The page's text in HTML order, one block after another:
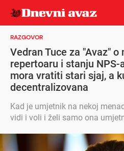
RAZGOVOR
Vedran Tuce za "Avaz"
repertoaru i stanju NPS-
mora vratiti stari sjaj, a
decentralizovana
Kad je umjetnik na nekoj
vidi i voli i želi samo ona